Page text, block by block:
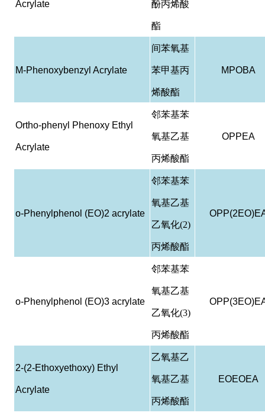
Acrylate 酚丙烯酸
酯
M-Phenoxybenzyl Acrylate
间苯氧基
苯甲基丙
烯酸酯
MPOBA
Ortho-phenyl Phenoxy Ethyl
Acrylate
邻苯基苯
氧基乙基
丙烯酸酯
OPPEA
o-Phenylphenol (EO)2 acrylate
邻苯基苯
氧基乙基
乙氧化(2)
丙烯酸酯
o-Phenylphenol (EO)3 acrylate
邻苯基苯
氧基乙基
乙氧化(3)
丙烯酸酯
2-(2-Ethoxyethoxy) Ethyl
Acrylate
乙氧基乙
氧基乙基
丙烯酸酯
EOEOEA